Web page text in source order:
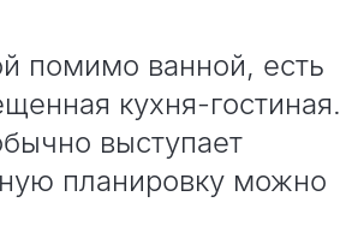
помимо ванной, есть
кухня-гостиная.
выступает
планировку можно